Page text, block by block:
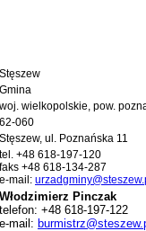
Stęszew
Gmina
woj. wielkopolskie, pow.
62-060
Stęszew, ul. Poznańska 11
tel. +48 618-197-120
faks +48 618-134-287
e-mail:
Włodzimierz Pinczak
telefon: +48 618-197-122
e-mail: